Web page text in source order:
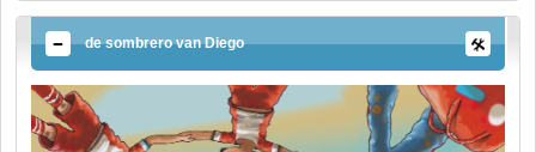
de sombrero van Diego